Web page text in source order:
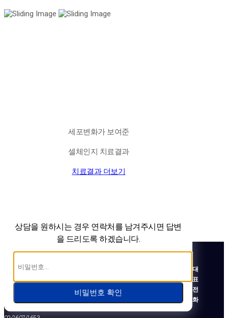
세포변화가 보여준
셀체인지 치료결과
치료결과 더보기
상담을 원하시는 경우 연락처를 남겨주시면 답변
을 드리도록 하겠습니다.
비밀번호 확인
대
표
전
화